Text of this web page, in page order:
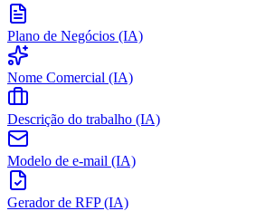
Plano de Negócios (IA)
Nome Comercial (IA)
Descrição do trabalho (IA)
Modelo de e-mail (IA)
Gerador de RFP (IA)